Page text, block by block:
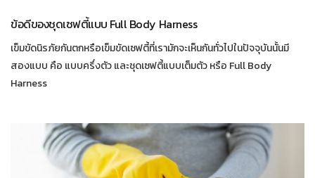
ข้อดีของชุดเซฟตี้แบบ Full Body Harness
เข็มขัดนิรภัยกันตกหรือเข็มขัดเซฟตี้ที่เรามักจะเห็นกันทั่วไปในปัจจุบันนั้นมี
สองแบบ คือ แบบครึ่งตัว และชุดเซฟตี้แบบเต็มตัว หรือ Full Body
Harness